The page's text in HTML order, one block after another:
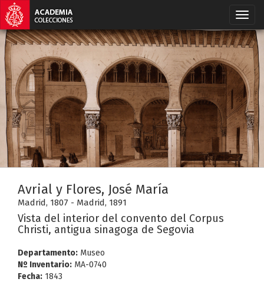
Avrial y Flores, José María
Madrid, 1807 - Madrid, 1891
Vista del interior del convento del Corpus
Christi, antigua sinagoga de Segovia
Departamento: Museo
Nº Inventario: MA-0740
Fecha: 1843